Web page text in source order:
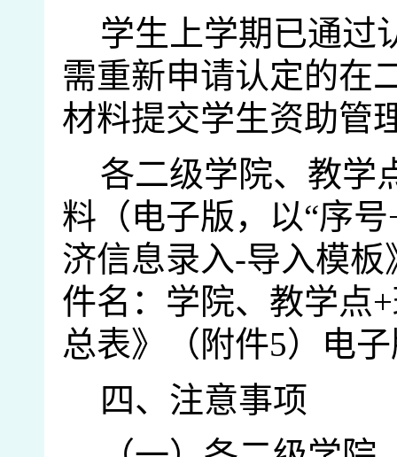
学生上学期已通过
需重新申请认定的在
材料提交学生资助管
各二级学院、教学
料（电子版，以“序
济信息录入-导入模板
件名： 学院、教学点
总表》（附件5）电
四、注意事项